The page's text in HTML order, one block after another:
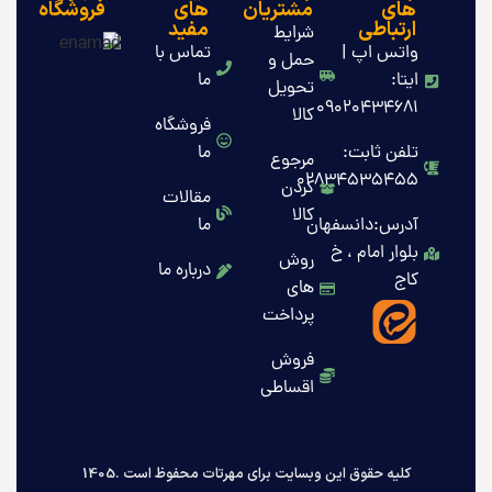
های
ارتباطی
واتس اپ |
ایتا:
09020434681
تلفن ثابت:
02834535455
آدرس:دانسفهان
بلوار امام ، خ
کاج
مشتریان
شرایط
حمل و
تحویل
کالا
مرجوع
کردن
کالا
روش
های
پرداخت
فروش
اقساطی
های
مفید
تماس با
ما
فروشگاه
ما
مقالات
ما
درباره ما
فروشگاه
کلیه حقوق این وبسایت برای مهرتات محفوظ است .1405